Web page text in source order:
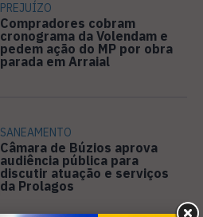
PREJUÍZO
Compradores cobram
cronograma da Volendam e
pedem ação do MP por obra
parada em Arraial
SANEAMENTO
Câmara de Búzios aprova
audiência pública para
discutir atuação e serviços
da Prolagos